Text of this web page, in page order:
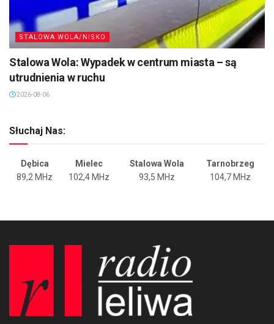
STALOWA WOLA/NISKO
Stalowa Wola: Wypadek w centrum miasta – są
utrudnienia w ruchu
2026-08-06
Słuchaj Nas:
Dębica Mielec Stalowa Wola
Tarnobrzeg
89,2 MHz
102,4 MHz 93,5 MHz 104,7 MHz